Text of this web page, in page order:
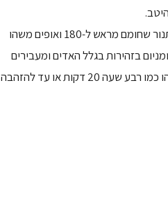
מכסים בנייר אלומניום ומכניסים לתנור שחומם מראש ל-180 ואופים משהו
בזהירות בגלל האדים ומעבירים
למצב טורבו וממשיכים לאפות משהו כמו רבע שעה 20 דקות או עד להזהבה